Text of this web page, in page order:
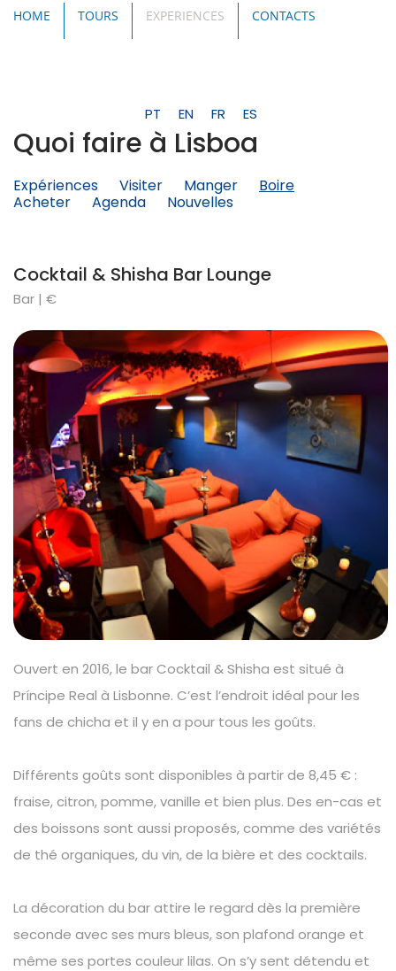
HOME TOURS EXPERIENCES CONTACTS
PT EN FR ES
Quoi faire à Lisboa
Expériences Visiter Manger
Boire
Acheter
Agenda Nouvelles
Cocktail & Shisha Bar Lounge
Bar | €
Ouvert en 2016, le bar Cocktail & Shisha est situé à
Príncipe Real à Lisbonne. C’est l’endroit idéal pour les
fans de chicha et il y en a pour tous les goûts.
Différents goûts sont disponibles à partir de 8,45 € :
fraise, citron, pomme, vanille et bien plus. Des en-cas et
des boissons sont aussi proposés, comme des variétés
de thé organiques, du vin, de la bière et des cocktails.
La décoration du bar attire le regard dès la première
seconde avec ses murs bleus, son plafond orange et
même ses portes couleur lilas. On s’y sent détendu et